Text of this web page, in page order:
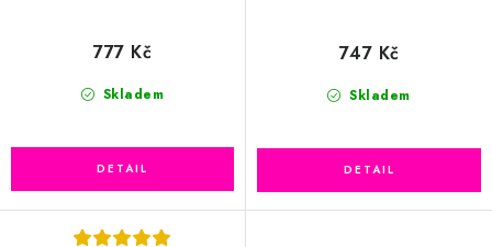
Skladem
777 Kč
Skladem
747 Kč